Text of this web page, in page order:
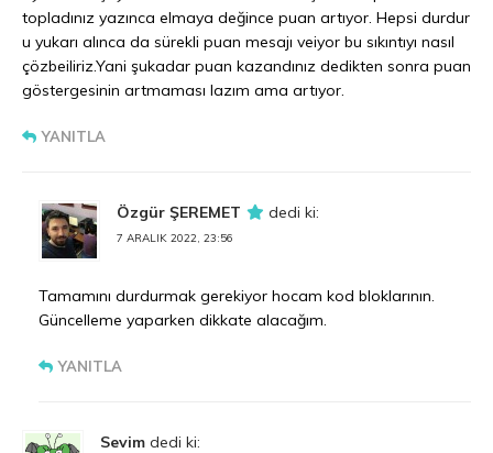
topladınız yazınca elmaya değince puan artıyor. Hepsi durdur
u yukarı alınca da sürekli puan mesajı veiyor bu sıkıntıyı nasıl
çözbeiliriz.Yani şukadar puan kazandınız dedikten sonra puan
göstergesinin artmaması lazım ama artıyor.
YANITLA
Özgür ŞEREMET dedi ki:
7 ARALIK 2022, 23:56
Tamamını durdurmak gerekiyor hocam kod bloklarının.
Güncelleme yaparken dikkate alacağım.
YANITLA
Sevim dedi ki: